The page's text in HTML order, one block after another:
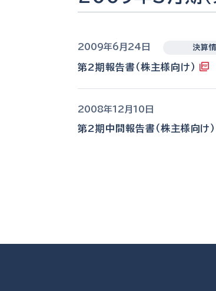
2009年6月24日 決算
第2期報告書（株主様向け）
2008年12月10日
第2期中間報告書（株主様向け）